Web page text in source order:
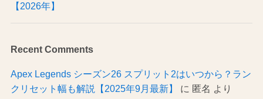
【2026年】
Recent Comments
Apex Legends シーズン26 スプリット2はいつから？ラン
クリセット幅も解説【2025年9月最新】
に 匿名 より